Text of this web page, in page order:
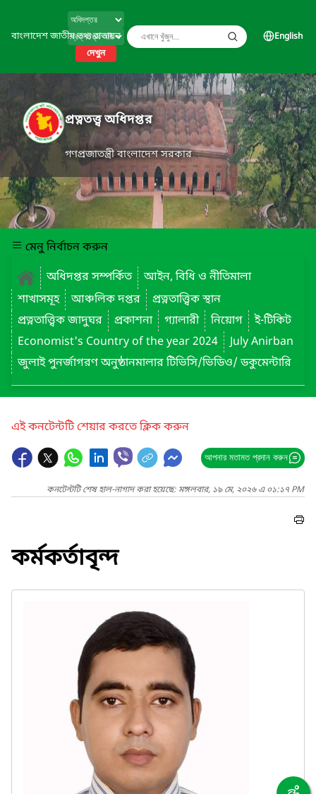
বাংলাদেশ জাতীয় তথ্য বাতায়ন
দেখুন
English
প্রত্নতত্ত্ব অধিদপ্তর
গণপ্রজাতন্ত্রী বাংলাদেশ সরকার
মেনু নির্বাচন করুন
অধিদপ্তর সম্পর্কিত
আইন, বিধি ও নীতিমালা
শাখাসমূহ
আঞ্চলিক দপ্তর
প্রত্নতাত্ত্বিক স্থান
প্রত্নতাত্ত্বিক জাদুঘর
প্রকাশনা গ্যালারী নিয়োগ
ই-টিকিট
Economist's Country of the year 2024
July Anirban
জুলাই পুনর্জাগরণ অনুষ্ঠানমালার টিভিসি/ভিডিও/ ডকুমেন্টারি
এই কনটেন্টটি শেয়ার করতে ক্লিক করুন
আপনার মতামত প্রদান করুন
কনটেন্টটি শেষ হাল-নাগাদ করা হয়েছে: মঙ্গলবার, ১৯ মে, ২০২৬ এ ০১:১৭ PM
কর্মকর্তাবৃন্দ